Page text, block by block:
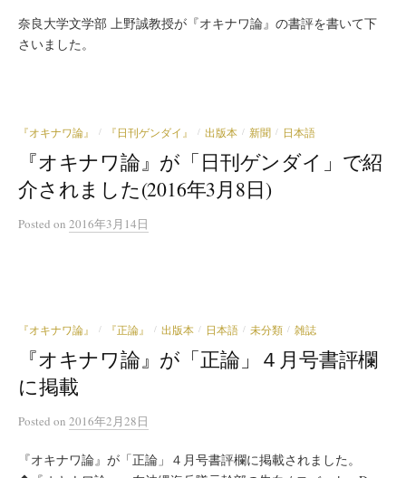
奈良大学文学部 上野誠教授が『オキナワ論』の書評を書いて下
さいました。
『オキナワ論』 / 『日刊ゲンダイ』 / 出版本 / 新聞 / 日本語
『オキナワ論』が「日刊ゲンダイ」で紹
介されました(2016年3月8日)
Posted on 2016年3月14日
『オキナワ論』 / 『正論』 / 出版本 / 日本語 / 未分類 / 雑誌
『オキナワ論』が「正論」４月号書評欄
に掲載
Posted on 2016年2月28日
『オキナワ論』が「正論」４月号書評欄に掲載されました。